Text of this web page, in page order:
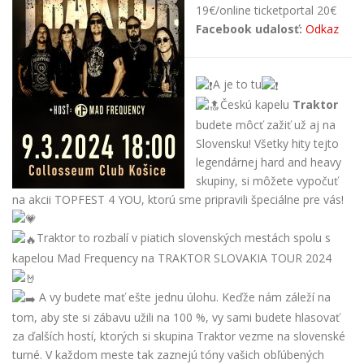
19€/online ticketportal 20€
Facebook udalosť: Odkaz
A je to tu
Českú kapelu Traktor
budete môcť zažiť už aj na
Slovensku! Všetky hity tejto
legendárnej hard and heavy
skupiny, si môžete vypočuť
na akcii TOPFEST 4 YOU, ktorú sme pripravili špeciálne pre vás!
Traktor to rozbalí v piatich slovenských mestách spolu s
kapelou Mad Frequency na TRAKTOR SLOVAKIA TOUR 2024
A vy budete mať ešte jednu úlohu. Keďže nám záleží na
tom, aby ste si zábavu užili na 100 %, vy sami budete hlasovať
za ďalších hostí, ktorých si skupina Traktor vezme na slovenské
turné. V každom meste tak zaznejú tóny vašich obľúbených